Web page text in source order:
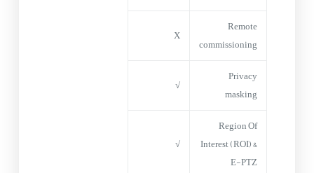
Remote
commissioning
X
Privacy
masking
√
Region Of
Interest (ROI) &
E-PTZ
√